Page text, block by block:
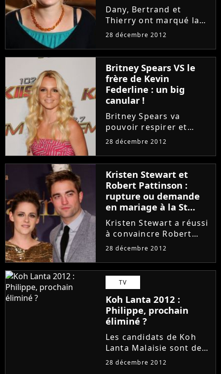
Dany, Bertrand et
Thierry ont marqué la
dernière saison de
mais d'ici peu les
candidats de 2012 vont
devoir laisser leur place
à de nouveaux
agriculteurs
célibataires....
28 décembre 2012
Britney Spears VS le
frère de Kevin
Federline : un big
canular !
Britney Spears va
pouvoir respirer et
éviter un nouveau
qu'a déposé le frère de
Kevin Federline contre
la star de I Wanna Go et
de Toxic est
complètement fausse....
28 décembre 2012
Kristen Stewart et
Robert Pattinson :
rupture ou demande
en mariage à la St
Valentin ?!
Kristen Stewart a réussi
à convaincre Robert
Pattinson de se
son infidélité avec
Rupert Sanders. Mais si
l'on en croit les
rumeurs, la brunette
est loin d'être...
28 décembre 2012
TV
Koh Lanta 2012 :
Philippe, prochain
éliminé ?
Les candidats de Koh
Lanta Malaisie sont de
plus en plus fatigués et
28 décembre 2012